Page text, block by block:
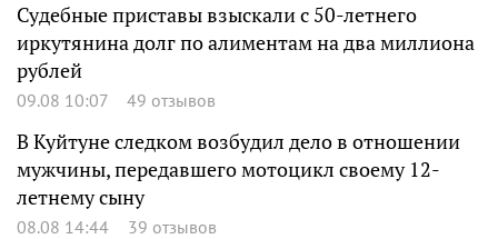
Судебные приставы взыскали с 50-летнего
иркутянина долг по алиментам на два миллиона
рублей
09.08 10:07 49 отзывов
В Куйтуне следком возбудил дело в отношении
мужчины, передавшего мотоцикл своему 12-
летнему сыну
08.08 14:44 39 отзывов